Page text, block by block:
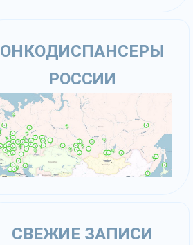
ОНКОДИСПАНСЕРЫ
РОССИИ
СВЕЖИЕ ЗАПИСИ